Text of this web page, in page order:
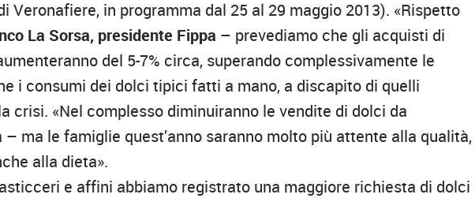
Veronafiere, in programma dal 25 al 29 maggio 2013). «Rispetto
La Sorsa, presidente Fippa – prevediamo che gli acquisti di
del 5-7% circa, superando complessivamente le
i consumi dei dolci tipici fatti a mano, a discapito di quelli
crisi. «Nel complesso diminuiranno le vendite di dolci da
ma le famiglie quest’anno saranno molto più attente alla qualità,
alla dieta».
e affini abbiamo registrato una maggiore richiesta di dolci